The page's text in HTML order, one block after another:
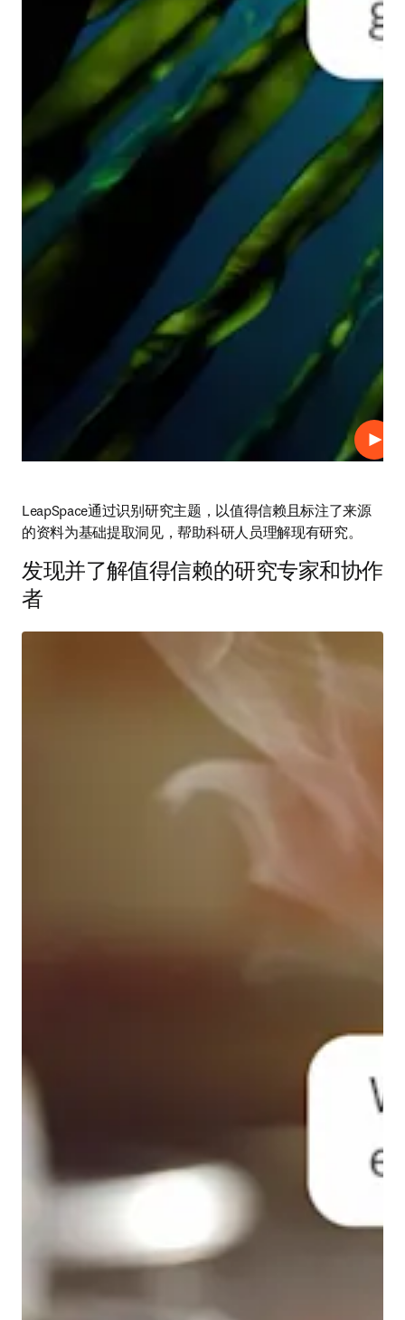
播放
LeapSpace通过识别研究主题，以值得信赖且标注了来源
的资料为基础提取洞见，帮助科研人员理解现有研究。
发现并了解值得信赖的研究专家和协作